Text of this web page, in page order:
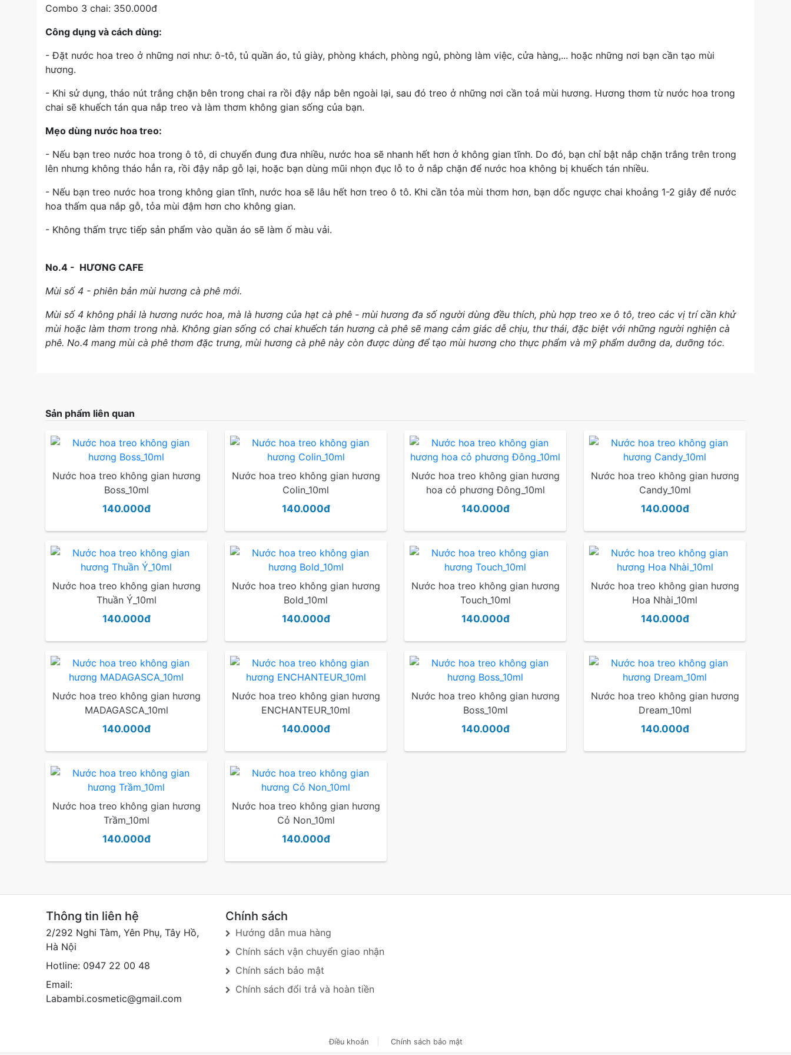
Combo 3 chai: 350.000đ
Công dụng và cách dùng:
- Đặt nước hoa treo ở những nơi như: ô-tô, tủ quần áo, tủ giày, phòng khách, phòng ngủ, phòng làm việc, cửa hàng,... hoặc những nơi bạn cần tạo mùi
hương.
- Khi sử dụng, tháo nút trắng chặn bên trong chai ra rồi đậy nắp bên ngoài lại, sau đó treo ở những nơi cần toả mùi hương. Hương thơm từ nước hoa trong
chai sẽ khuếch tán qua nắp treo và làm thơm không gian sống của bạn.
Mẹo dùng nước hoa treo:
- Nếu bạn treo nước hoa trong ô tô, di chuyển đung đưa nhiều, nước hoa sẽ nhanh hết hơn ở không gian tĩnh. Do đó, bạn chỉ bật nắp chặn trắng trên trong
lên nhưng không tháo hẳn ra, rồi đậy nắp gỗ lại, hoặc bạn dùng mũi nhọn đục lỗ to ở nắp chặn để nước hoa không bị khuếch tán nhiều.
- Nếu bạn treo nước hoa trong không gian tĩnh, nước hoa sẽ lâu hết hơn treo ô tô. Khi cần tỏa mùi thơm hơn, bạn dốc ngược chai khoảng 1-2 giây để nước
hoa thấm qua nắp gỗ, tỏa mùi đậm hơn cho không gian.
- Không thấm trực tiếp sản phẩm vào quần áo sẽ làm ố màu vải.
No.4 - HƯƠNG CAFE
Mùi số 4 - phiên bản mùi hương cà phê mới.
Mùi số 4 không phải là hương nước hoa, mà là hương của hạt cà phê - mùi hương đa số người dùng đều thích, phù hợp treo xe ô tô, treo các vị trí cần khử
mùi hoặc làm thơm trong nhà. Không gian sống có chai khuếch tán hương cà phê sẽ mang cảm giác dễ chịu, thư thái, đặc biệt với những người nghiện cà
phê. No.4 mang mùi cà phê thơm đặc trưng, mùi hương cà phê này còn được dùng để tạo mùi hương cho thực phẩm và mỹ phẩm dưỡng da, dưỡng tóc.
Sản phẩm liên quan
Nước hoa treo không gian hương
Boss_10ml
140.000đ
Nước hoa treo không gian hương
Colin_10ml
140.000đ
Nước hoa treo không gian hương
hoa cỏ phương Đông_10ml
140.000đ
Nước hoa treo không gian hương
Candy_10ml
140.000đ
Nước hoa treo không gian hương
Thuần Ý_10ml
140.000đ
Nước hoa treo không gian hương
Bold_10ml
140.000đ
Nước hoa treo không gian hương
Touch_10ml
140.000đ
Nước hoa treo không gian hương
Hoa Nhài_10ml
140.000đ
Nước hoa treo không gian hương
MADAGASCA_10ml
140.000đ
Nước hoa treo không gian hương
ENCHANTEUR_10ml
140.000đ
Nước hoa treo không gian hương
Boss_10ml
140.000đ
Nước hoa treo không gian hương
Dream_10ml
140.000đ
Nước hoa treo không gian hương
Trầm_10ml
140.000đ
Nước hoa treo không gian hương
Cỏ Non_10ml
140.000đ
Thông tin liên hệ
2/292 Nghi Tàm, Yên Phụ, Tây Hồ,
Hà Nội
Hotline: 0947 22 00 48
Email:
Labambi.cosmetic@gmail.com
Chính sách
Hướng dẫn mua hàng
Chính sách vận chuyển giao nhận
Chính sách bảo mật
Chính sách đổi trả và hoàn tiền
Điều khoản Chính sách bảo mật